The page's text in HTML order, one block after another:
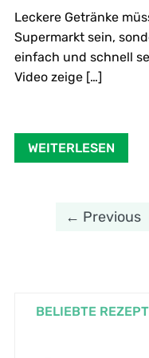
Leckere Getränke
Supermarkt sein,
einfach und schnell
Video zeige […]
WEITERLESEN
← Previous
BELIEBTE